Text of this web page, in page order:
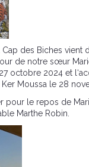
des Biches vient
de notre sœur
octobre 2024 et
Moussa le 28
pour le repos de
Marthe Robin.